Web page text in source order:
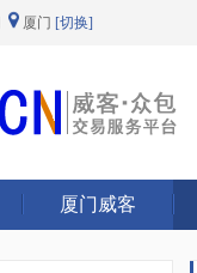
厦门 [切换]
厦门威客